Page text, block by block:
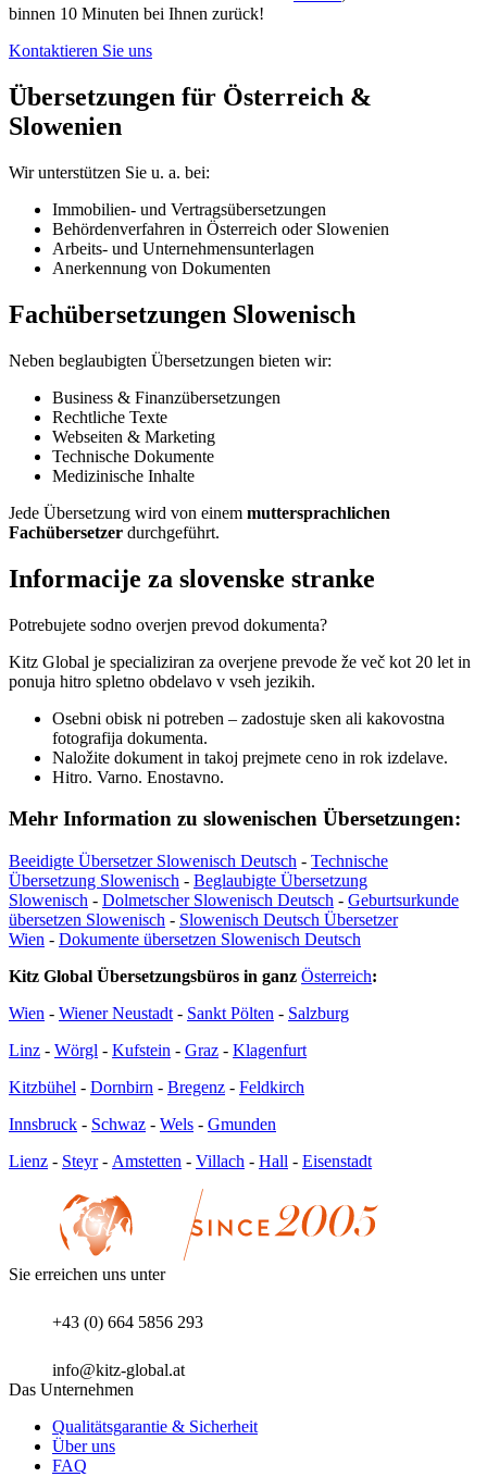
binnen 10 Minuten bei Ihnen zurück!
Kontaktieren Sie uns
Übersetzungen für Österreich &
Slowenien
Wir unterstützen Sie u. a. bei:
Immobilien- und Vertragsübersetzungen
Behördenverfahren in Österreich oder Slowenien
Arbeits- und Unternehmensunterlagen
Anerkennung von Dokumenten
Fachübersetzungen Slowenisch
Neben beglaubigten Übersetzungen bieten wir:
Business & Finanzübersetzungen
Rechtliche Texte
Webseiten & Marketing
Technische Dokumente
Medizinische Inhalte
Jede Übersetzung wird von einem muttersprachlichen
Fachübersetzer durchgeführt.
Informacije za slovenske stranke
Potrebujete sodno overjen prevod dokumenta?
Kitz Global je specializiran za overjene prevode že več kot 20 let in
ponuja hitro spletno obdelavo v vseh jezikih.
Osebni obisk ni potreben – zadostuje sken ali kakovostna
fotografija dokumenta.
Naložite dokument in takoj prejmete ceno in rok izdelave.
Hitro. Varno. Enostavno.
Mehr Information zu slowenischen Übersetzungen:
Beeidigte Übersetzer Slowenisch Deutsch - Technische
Übersetzung Slowenisch - Beglaubigte Übersetzung
Slowenisch - Dolmetscher Slowenisch Deutsch - Geburtsurkunde
übersetzen Slowenisch - Slowenisch Deutsch Übersetzer
Wien - Dokumente übersetzen Slowenisch Deutsch
Kitz Global Übersetzungsbüros in ganz Österreich:
Wien - Wiener Neustadt - Sankt Pölten - Salzburg
Linz - Wörgl - Kufstein - Graz - Klagenfurt
Kitzbühel - Dornbirn - Bregenz - Feldkirch
Innsbruck - Schwaz - Wels - Gmunden
Lienz - Steyr- Amstetten - Villach - Hall - Eisenstadt
Sie erreichen uns unter
+43 (0) 664 5856 293
info@kitz-global.at
Das Unternehmen
Qualitätsgarantie & Sicherheit
Über uns
FAQ